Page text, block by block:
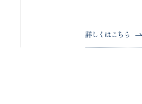
詳しくはこちら